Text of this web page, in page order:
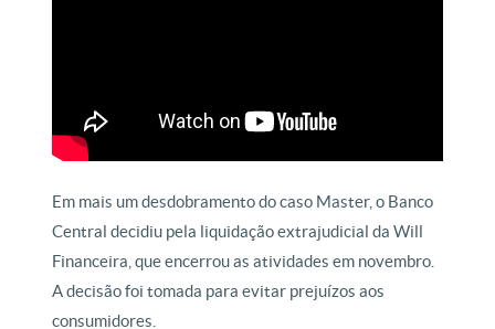
Em mais um desdobramento do caso Master, o Banco
Central decidiu pela liquidação extrajudicial da Will
Financeira, que encerrou as atividades em novembro.
A decisão foi tomada para evitar prejuízos aos
consumidores.